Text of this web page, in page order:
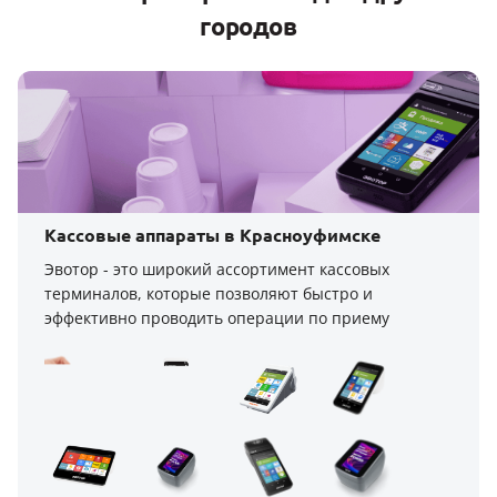
городов
Кассовые аппараты в Красноуфимске
Эвотор - это широкий ассортимент кассовых
терминалов, которые позволяют быстро и
эффективно проводить операции по приему